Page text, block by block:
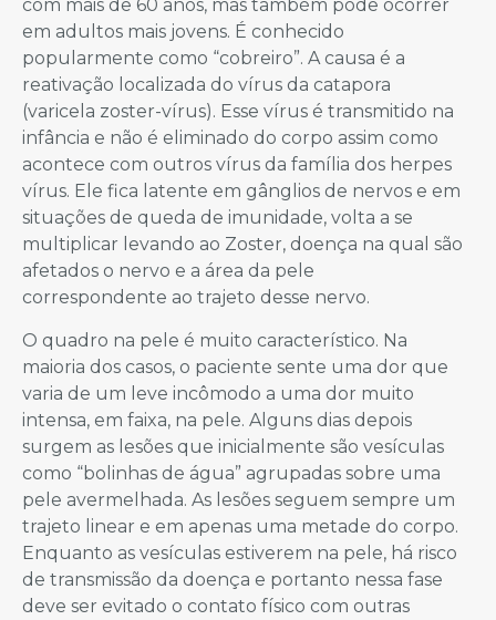
com mais de 60 anos, mas também pode ocorrer
em adultos mais jovens. É conhecido
popularmente como “cobreiro”. A causa é a
reativação localizada do vírus da catapora
(varicela zoster-vírus). Esse vírus é transmitido na
infância e não é eliminado do corpo assim como
acontece com outros vírus da família dos herpes
vírus. Ele fica latente em gânglios de nervos e em
situações de queda de imunidade, volta a se
multiplicar levando ao Zoster, doença na qual são
afetados o nervo e a área da pele
correspondente ao trajeto desse nervo.
O quadro na pele é muito característico. Na
maioria dos casos, o paciente sente uma dor que
varia de um leve incômodo a uma dor muito
intensa, em faixa, na pele. Alguns dias depois
surgem as lesões que inicialmente são vesículas
como “bolinhas de água” agrupadas sobre uma
pele avermelhada. As lesões seguem sempre um
trajeto linear e em apenas uma metade do corpo.
Enquanto as vesículas estiverem na pele, há risco
de transmissão da doença e portanto nessa fase
deve ser evitado o contato físico com outras